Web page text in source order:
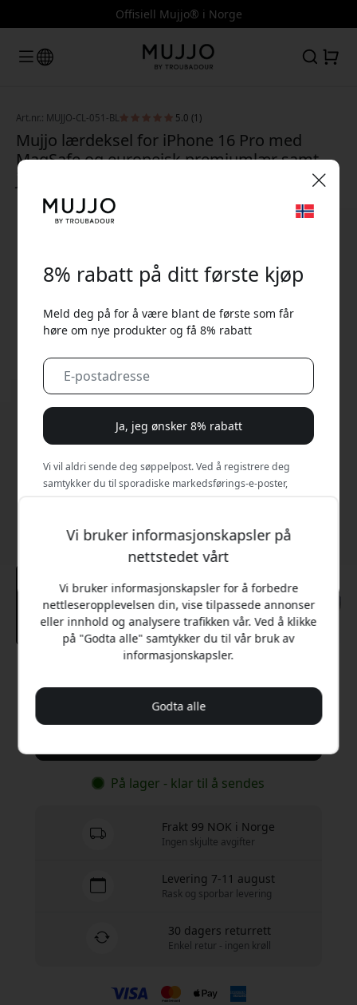
Offisiell Mujjo® i Norge
Art.nr.: MUJJO-CL-051-BL 5.0 (1)
Mujjo lærdeksel for iPhone 16 Pro med
MagSafe og europeisk premiumlær samt
699 NOK
På lager - klar til å sendes
Frakt 99 NOK i Norge
Ingen skjulte avgifter
Levering 7-11 august
Rask og sporbar levering
30 dagers returrett
Enkel retur - ingen krøll
Vi bruker informasjonskapsler på
nettstedet vårt
Vi bruker informasjonskapsler for å forbedre
nettleseropplevelsen din, vise tilpassede annonser
eller innhold og analysere trafikken vår. Ved å klikke
på "Godta alle" samtykker du til vår bruk av
informasjonskapsler.
Godta alle
8% rabatt på ditt første kjøp
Meld deg på for å være blant de første som får
høre om nye produkter og få 8% rabatt
Ja, jeg ønsker 8% rabatt
Vi vil aldri sende deg søppelpost. Ved å registrere deg
samtykker du til sporadiske markedsførings-e-poster,
Nei, jeg vil heller betale full pris.
🎉 Din rabattkode:
Bruk denne koden i kassen for å få 8% rabatt.